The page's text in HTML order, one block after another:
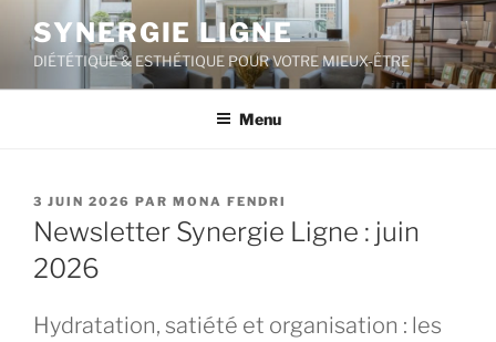
contenu
principal
SYNERGIE LIGNE
DIÉTÉTIQUE & ESTHÉTIQUE POUR VOTRE MIEUX-ÊTRE
Menu
PUBLIÉ
LE
3 JUIN 2026 PAR MONA FENDRI
Newsletter Synergie Ligne : juin
2026
Hydratation, satiété et organisation : les